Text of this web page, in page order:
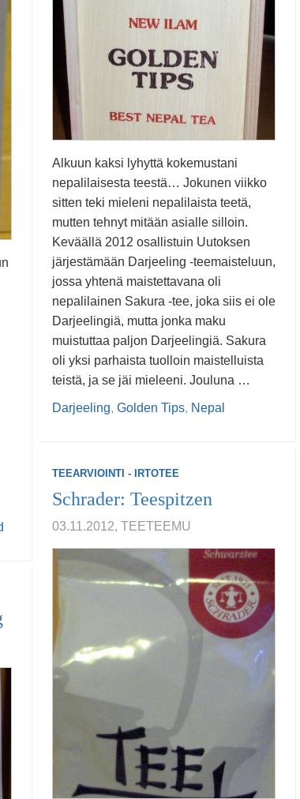
Alkuun kaksi lyhyttä kokemustani
nepalilaisesta teestä… Jokunen viikko
sitten teki mieleni nepalilaista teetä,
mutten tehnyt mitään asialle silloin.
Keväällä 2012 osallistuin Uutoksen
järjestämään Darjeeling -teemaisteluun,
jossa yhtenä maistettavana oli
nepalilainen Sakura -tee, joka siis ei ole
Darjeelingiä, mutta jonka maku
muistuttaa paljon Darjeelingiä. Sakura
oli yksi parhaista tuolloin maistelluista
teistä, ja se jäi mieleeni. Jouluna …
Darjeeling, Golden Tips, Nepal
TEEARVIOINTI - IRTOTEE
Schrader: Teespitzen
03.11.2012, TEETEEMU